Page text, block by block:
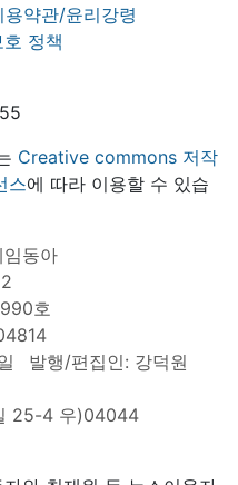
용약관/윤리강령
정책
Creative commons 저작
스에 따라 이용할 수 있습
동아
호
발행/편집인: 강덕원
25-4 우)04044